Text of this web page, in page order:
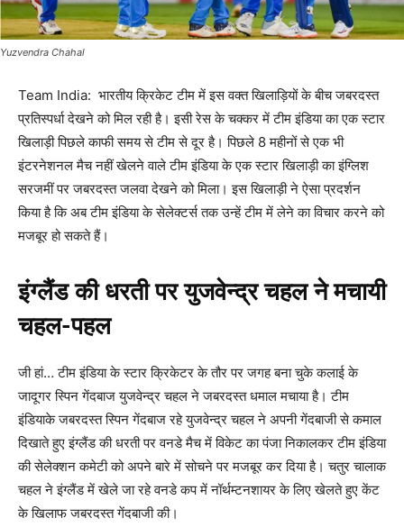
Yuzvendra Chahal
Team India: भारतीय क्रिकेट टीम में इस वक्त खिलाड़ियों के बीच जबरदस्त
प्रतिस्पर्धा देखने को मिल रही है। इसी रेस के चक्कर में टीम इंडिया का एक स्टार
खिलाड़ी पिछले काफी समय से टीम से दूर है। पिछले 8 महीनों से एक भी
इंटरनेशनल मैच नहीं खेलने वाले टीम इंडिया के एक स्टार खिलाड़ी का इंग्लिश
सरजमीं पर जबरदस्त जलवा देखने को मिला। इस खिलाड़ी ने ऐसा प्रदर्शन
किया है कि अब टीम इंडिया के सेलेक्टर्स तक उन्हें टीम में लेने का विचार करने को
मजबूर हो सकते हैं।
इंग्लैंड की धरती पर युजवेन्द्र चहल ने मचायी
चहल-पहल
जी हां… टीम इंडिया के स्टार क्रिकेटर के तौर पर जगह बना चुके कलाई के
जादूगर स्पिन गेंदबाज युजवेन्द्र चहल ने जबरदस्त धमाल मचाया है। टीम
इंडियाके जबरदस्त स्पिन गेंदबाज रहे युजवेन्द्र चहल ने अपनी गेंदबाजी से कमाल
दिखाते हुए इंग्लैंड की धरती पर वनडे मैच में विकेट का पंजा निकालकर टीम इंडिया
की सेलेक्शन कमेटी को अपने बारे में सोचने पर मजबूर कर दिया है। चतुर चालाक
चहल ने इंग्लैंड में खेले जा रहे वनडे कप में नॉर्थम्टनशायर के लिए खेलते हुए केंट
के खिलाफ जबरदस्त गेंदबाजी की।